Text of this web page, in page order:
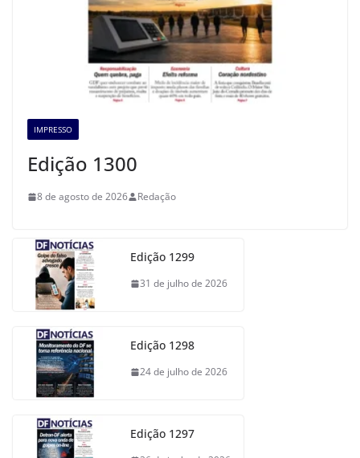
IMPRESSO
Edição 1300
8 de agosto de 2026 Redação
Edição 1299
31 de julho de 2026
Edição 1298
24 de julho de 2026
Edição 1297